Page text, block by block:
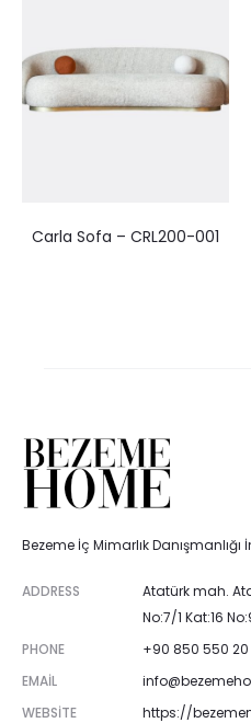
Carla Sofa – CRL200-001
Bezeme İç Mimarlık
ADDRESS
Atatürk mah.
No:7/1 Kat:16
PHONE
+90 850 550 20
EMAIL
WEBSITE
https://